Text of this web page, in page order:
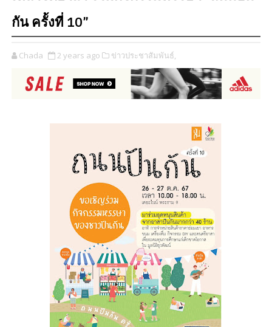
กัน ครั้งที่ 10”
Chada 2 years ago ข่าวประชาสัมพันธ์,